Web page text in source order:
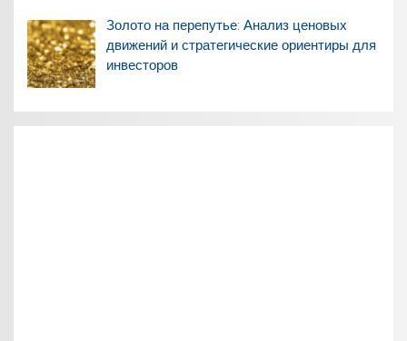
Золото на перепутье: Анализ ценовых
движений и стратегические ориентиры для
инвесторов